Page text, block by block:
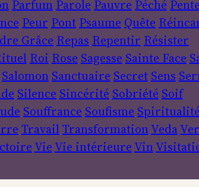
Parfum Parole Pauvre Péché
Peur Pont Psaume Quête
Grâce Repas Repentir Résister
Roi Rose Sagesse Sainte Face
Salomon Sanctuaire Secret Sens
Silence Sincérité Sobriété Soif
Souffrance Soufisme Spiritualité
TravailTransformationVeda
VieVie intérieureVin